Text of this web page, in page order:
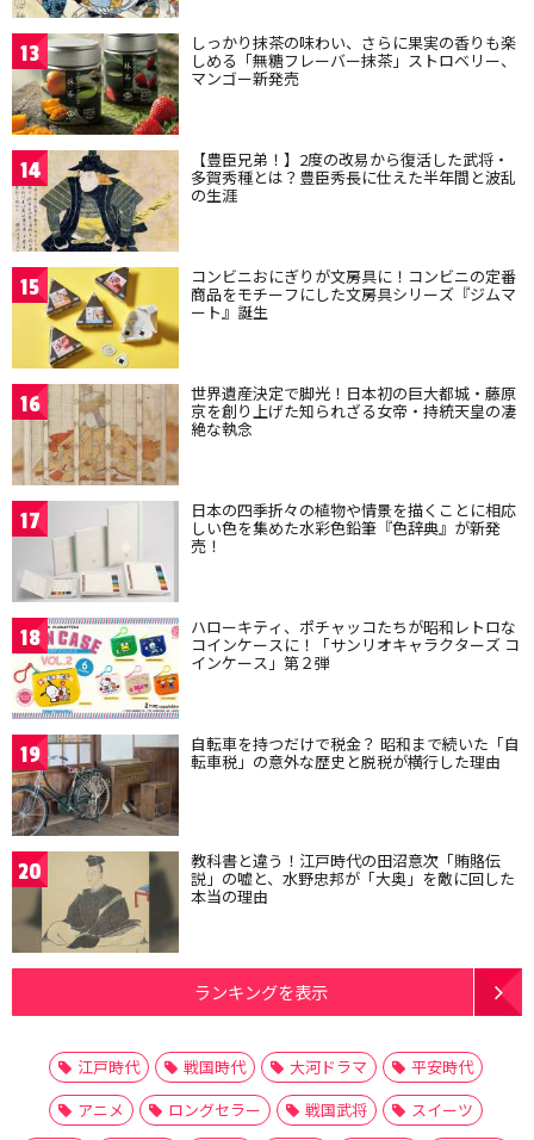
13 しっかり抹茶の味わい、さらに果実の香りも楽
しめる「無糖フレーバー抹茶」ストロベリー、
マンゴー新発売
14 【豊臣兄弟！】2度の改易から復活した武将・
多賀秀種とは？豊臣秀長に仕えた半年間と波乱
の生涯
15 コンビニおにぎりが文房具に！コンビニの定番
商品をモチーフにした文房具シリーズ『ジムマ
ート』誕生
16 世界遺産決定で脚光！日本初の巨大都城・藤原
京を創り上げた知られざる女帝・持統天皇の凄
絶な執念
17 日本の四季折々の植物や情景を描くことに相応
しい色を集めた水彩色鉛筆『色辞典』が新発
売！
18 ハローキティ、ポチャッコたちが昭和レトロな
コインケースに！「サンリオキャラクターズ コ
インケース」第２弾
19 自転車を持つだけで税金？ 昭和まで続いた「自
転車税」の意外な歴史と脱税が横行した理由
20 教科書と違う！江戸時代の田沼意次「賄賂伝
説」の嘘と、水野忠邦が「大奥」を敵に回した
本当の理由
ランキングを表示
江戸時代 戦国時代 大河ドラマ
平安時代
アニメ
ロングセラー 戦国武将
スイーツ